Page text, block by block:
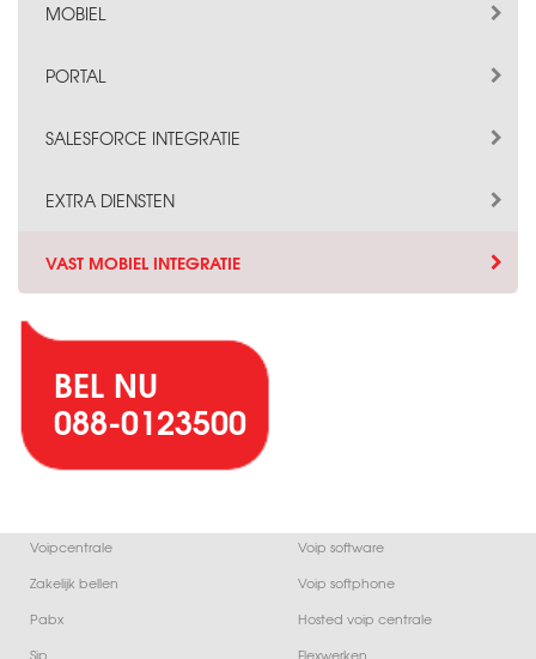
MOBIEL
PORTAL
SALESFORCE INTEGRATIE
EXTRA DIENSTEN
VAST MOBIEL INTEGRATIE
BEL NU
088-0123500
Voipcentrale
Zakelijk bellen
Pabx
Sip
Voip software
Voip softphone
Hosted voip centrale
Flexwerken